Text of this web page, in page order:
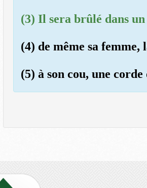
(3) Il sera brûlé dans
(4) de même sa femme,
(5) à son cou, une